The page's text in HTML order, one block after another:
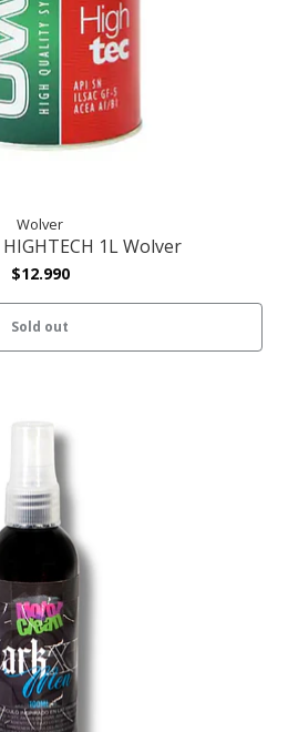
Wolver
1L Wolver
$12.990
Sold out